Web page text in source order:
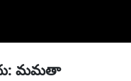
మమతా